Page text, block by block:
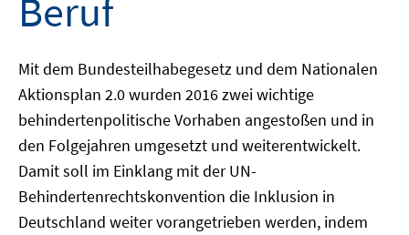
Beruf
Mit dem Bundesteilhabegesetz und dem Nationalen
Aktionsplan 2.0 wurden 2016 zwei wichtige
behindertenpolitische Vorhaben angestoßen und in
den Folgejahren umgesetzt und weiterentwickelt.
Damit soll im Einklang mit der UN-
Behindertenrechtskonvention die Inklusion in
Deutschland weiter vorangetrieben werden, indem